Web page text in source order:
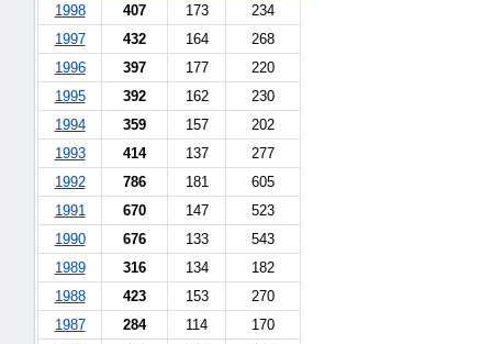
1998
407 173
234
1997
432 164
268
1996
397 177
220
1995
392 162
230
1994
359 157
202
1993
414 137
277
1992
786 181
605
1991
670 147
523
1990
676 133
543
1989
316 134
182
1988
423 153
270
1987
284 114
170